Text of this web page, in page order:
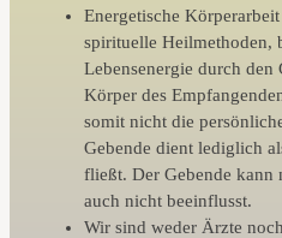
Energetische
spirituelle Heilmethoden,
Lebensenergie durch
Körper des
somit nicht die
Gebende dient lediglich
fließt. Der Gebende kann
auch nicht beeinflusst.
Wir sind weder Ärzte